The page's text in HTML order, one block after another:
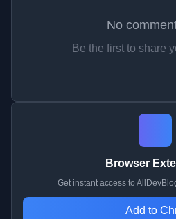
No
Be the first to share
Browser
Get instant access to
Add to